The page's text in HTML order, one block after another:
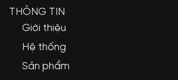
THÔNG TIN
Giới thiệu
Hệ thống
Sản phẩm